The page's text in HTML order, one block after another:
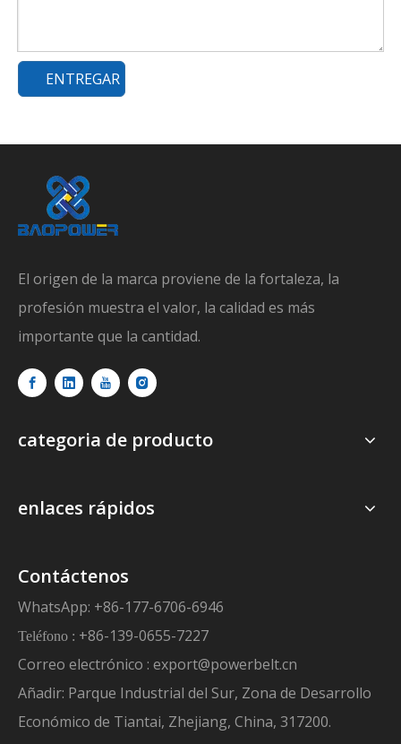
ENTREGAR
El origen de la marca proviene de la fortaleza, la
profesión muestra el valor, la calidad es más
importante que la cantidad.
categoria de producto
enlaces rápidos
Contáctenos
WhatsApp: +86-177-6706-6946
Teléfono : +86-139-0655-7227
Correo electrónico : export@powerbelt.cn
Añadir: Parque Industrial del Sur, Zona de Desarrollo
Económico de Tiantai, Zhejiang, China, 317200.